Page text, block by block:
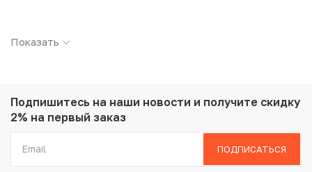
Страна: Япония
Вес: 14.3 г
Диаметр: 31.81 мм
Состояние: VF
Показать
Подпишитесь на наши новости и получите скидку
2% на первый заказ
ПОДПИСАТЬСЯ